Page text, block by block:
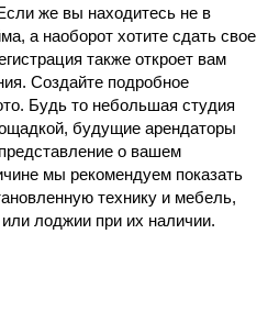
же вы находитесь не в
а наоборот хотите сдать свое
также откроет вам
Создайте подробное
Будь то небольшая студия
будущие арендаторы
о вашем
мы рекомендуем показать
технику и мебель,
лоджии при их наличии.